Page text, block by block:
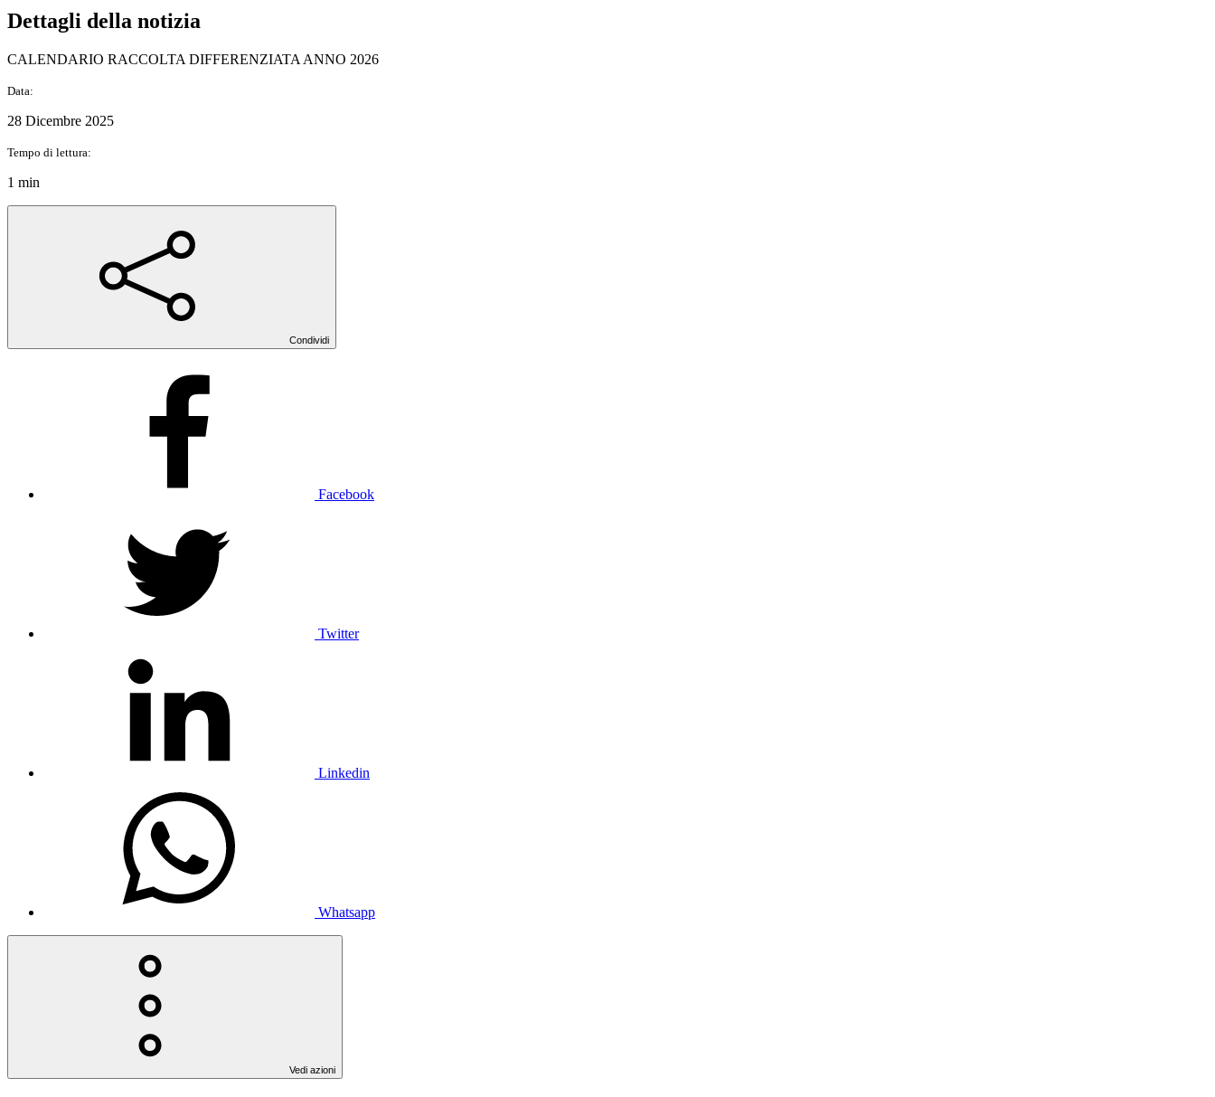
Dettagli della notizia
CALENDARIO RACCOLTA DIFFERENZIATA ANNO 2026
Data:
28 Dicembre 2025
Tempo di lettura:
1 min
Condividi
Facebook
Twitter
Linkedin
Whatsapp
Vedi azioni